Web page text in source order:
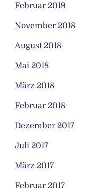
Februar 2019
November 2018
August 2018
Mai 2018
März 2018
Februar 2018
Dezember 2017
Juli 2017
März 2017
Februar 2017